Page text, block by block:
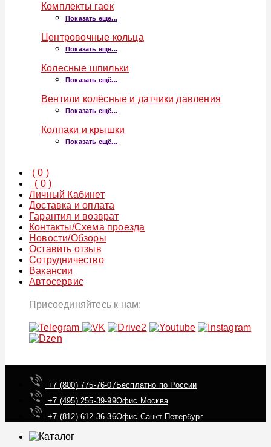
Комплекты гаек
Показать ещё...
Центровочные кольца
Показать ещё...
Колесные шпильки
Показать ещё...
Вентили колёсные и датчики давления
Показать ещё...
Колпаки и крышки
Показать ещё...
(0 )
( 0)
Личный Кабинет
Доставка и оплата
Гарантия и возврат
Контакты/Схема проезда
Новости/Обзоры
Оставить отзыв
Сотрудничество
Вакансии
Автосервис
Присоединяйтесь к нам:
+7 (800) 775-76-07Бесплатно по России
+7 (495) 255-39-99Офис Москва
+7 (812) 612-36-36Офис Санкт-Петербург